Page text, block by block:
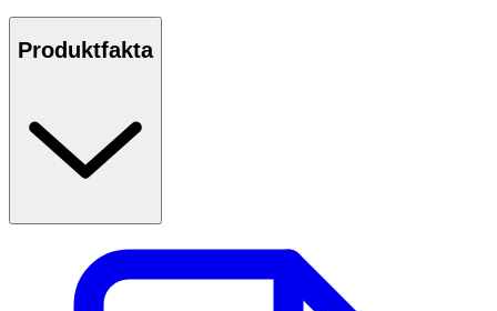
Produktfakta